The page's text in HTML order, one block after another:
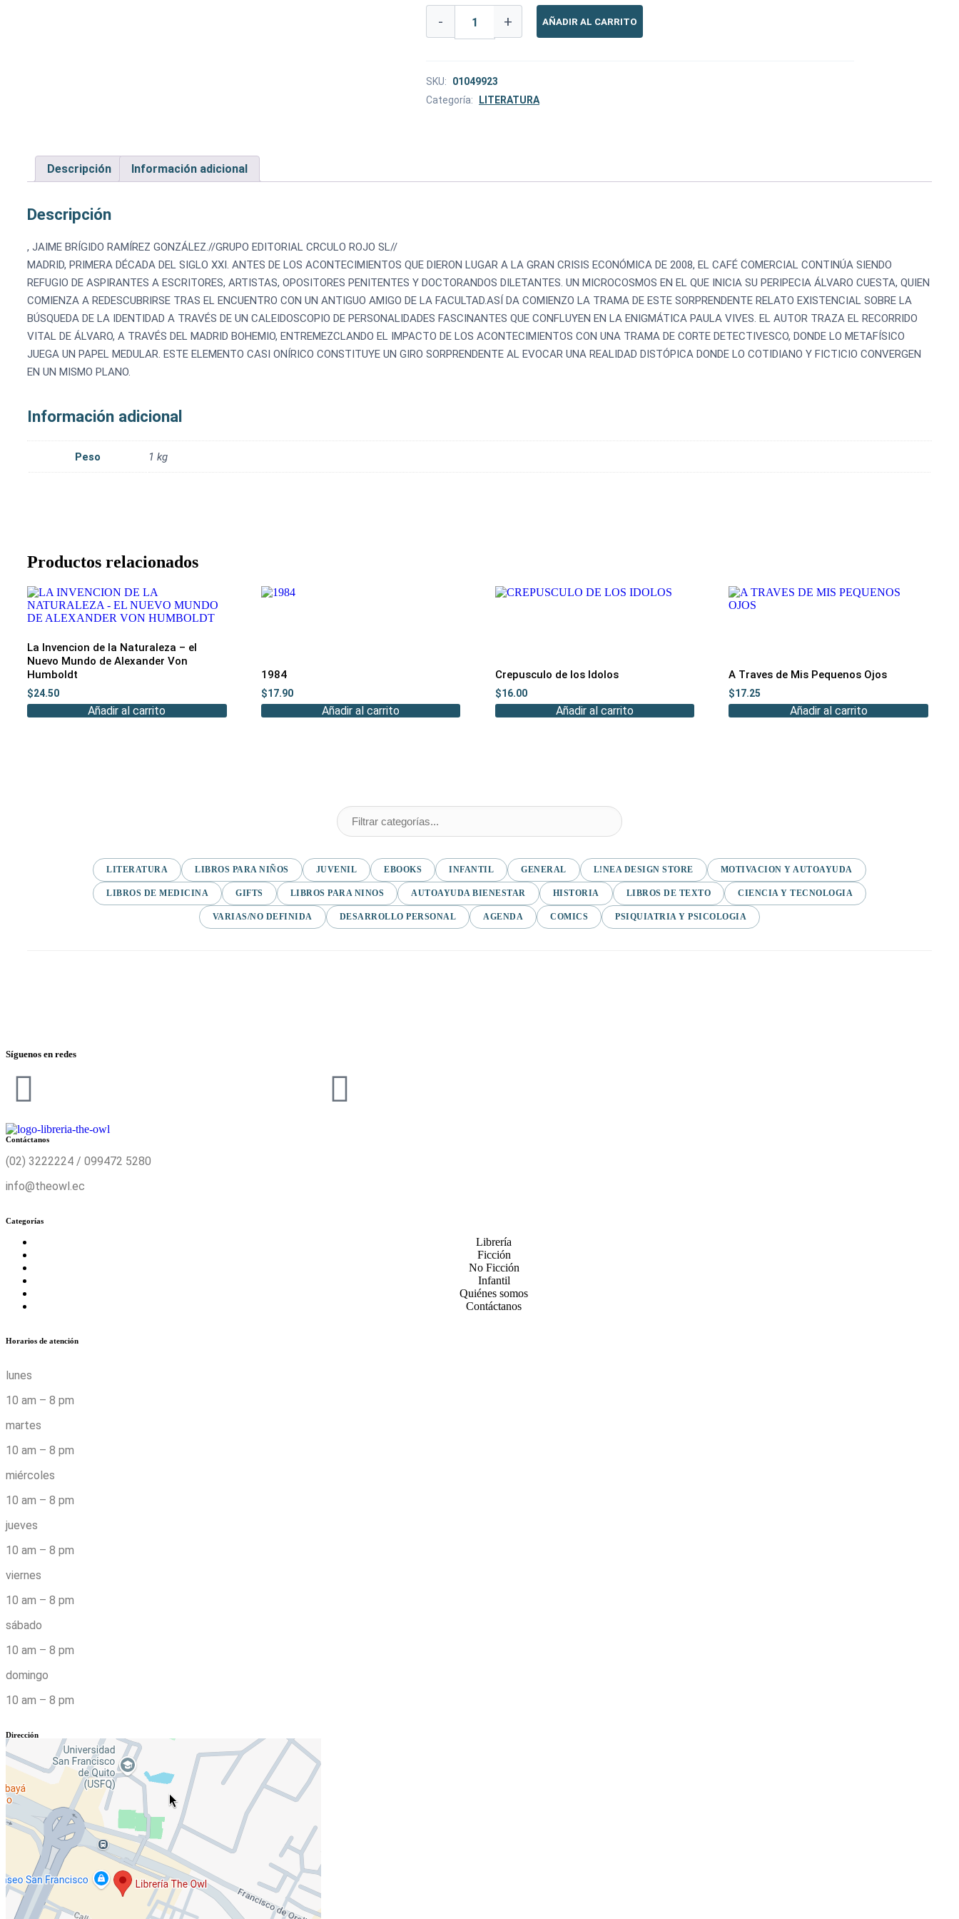
- + AÑADIR AL CARRITO
SKU:
01049923
Categoría:
LITERATURA
Descripción Información adicional
Descripción
, JAIME BRÍGIDO RAMÍREZ GONZÁLEZ.//GRUPO EDITORIAL CRCULO ROJO SL//
MADRID, PRIMERA DÉCADA DEL SIGLO XXI. ANTES DE LOS ACONTECIMIENTOS QUE DIERON LUGAR A LA GRAN CRISIS ECONÓMICA DE 2008, EL CAFÉ COMERCIAL CONTINÚA SIENDO
REFUGIO DE ASPIRANTES A ESCRITORES, ARTISTAS, OPOSITORES PENITENTES Y DOCTORANDOS DILETANTES. UN MICROCOSMOS EN EL QUE INICIA SU PERIPECIA ÁLVARO CUESTA, QUIEN
COMIENZA A REDESCUBRIRSE TRAS EL ENCUENTRO CON UN ANTIGUO AMIGO DE LA FACULTAD.ASÍ DA COMIENZO LA TRAMA DE ESTE SORPRENDENTE RELATO EXISTENCIAL SOBRE LA
BÚSQUEDA DE LA IDENTIDAD A TRAVÉS DE UN CALEIDOSCOPIO DE PERSONALIDADES FASCINANTES QUE CONFLUYEN EN LA ENIGMÁTICA PAULA VIVES. EL AUTOR TRAZA EL RECORRIDO
VITAL DE ÁLVARO, A TRAVÉS DEL MADRID BOHEMIO, ENTREMEZCLANDO EL IMPACTO DE LOS ACONTECIMIENTOS CON UNA TRAMA DE CORTE DETECTIVESCO, DONDE LO METAFÍSICO
JUEGA UN PAPEL MEDULAR. ESTE ELEMENTO CASI ONÍRICO CONSTITUYE UN GIRO SORPRENDENTE AL EVOCAR UNA REALIDAD DISTÓPICA DONDE LO COTIDIANO Y FICTICIO CONVERGEN
EN UN MISMO PLANO.
Información adicional
Peso 1 kg
Productos relacionados
La Invencion de la Naturaleza – el
Nuevo Mundo de Alexander Von
Humboldt
$24.50
Añadir al carrito
1984
$17.90
Añadir al carrito
Crepusculo de los Idolos
$16.00
Añadir al carrito
A Traves de Mis Pequenos Ojos
$17.25
Añadir al carrito
LITERATURA LIBROS PARA NIÑOS JUVENIL EBOOKS INFANTIL GENERAL L!NEA DESIGN STORE MOTIVACION Y AUTOAYUDA
LIBROS DE MEDICINA GIFTS LIBROS PARA NINOS AUTOAYUDA BIENESTAR HISTORIA LIBROS DE TEXTO CIENCIA Y TECNOLOGIA
VARIAS/NO DEFINIDA DESARROLLO PERSONAL AGENDA COMICS PSIQUIATRIA Y PSICOLOGIA
Síguenos en redes
Contáctanos
(02) 3222224 / 099472 5280
info@theowl.ec
Categorías
Librería
Ficción
No Ficción
Infantil
Quiénes somos
Contáctanos
Horarios de atención
lunes
10 am – 8 pm
martes
10 am – 8 pm
miércoles
10 am – 8 pm
jueves
10 am – 8 pm
viernes
10 am – 8 pm
sábado
10 am – 8 pm
domingo
10 am – 8 pm
Dirección